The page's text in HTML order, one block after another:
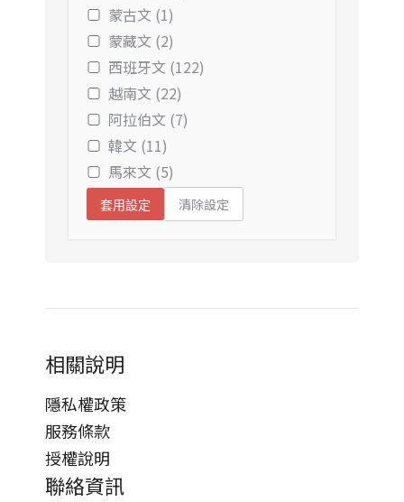
蒙古文 (1)
蒙藏文 (2)
西班牙文 (122)
越南文 (22)
阿拉伯文 (7)
韓文 (11)
馬來文 (5)
套用設定 清除設定
相關說明
隱私權政策
服務條款
授權說明
聯絡資訊